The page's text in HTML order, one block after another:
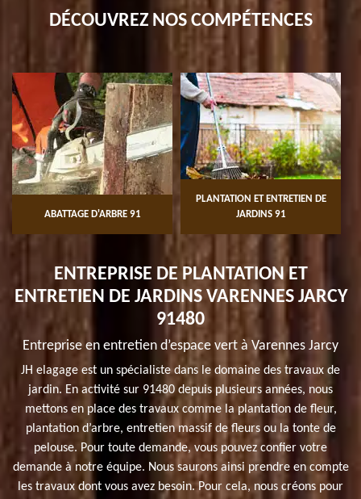
DÉCOUVREZ NOS COMPÉTENCES
ABATTAGE D'ARBRE 91
PLANTATION ET ENTRETIEN DE
JARDINS 91
ENTREPRISE DE PLANTATION ET
ENTRETIEN DE JARDINS VARENNES JARCY
91480
Entreprise en entretien d’espace vert à Varennes Jarcy
JH elagage est un spécialiste dans le domaine des travaux de
jardin. En activité sur 91480 depuis plusieurs années, nous
mettons en place des travaux comme la plantation de fleur,
plantation d’arbre, entretien massif de fleurs ou la tonte de
pelouse. Pour toute demande, vous pouvez confier votre
demande à notre équipe. Nous saurons ainsi prendre en compte
les travaux dont vous avez besoin. Pour cela, nous créons pour